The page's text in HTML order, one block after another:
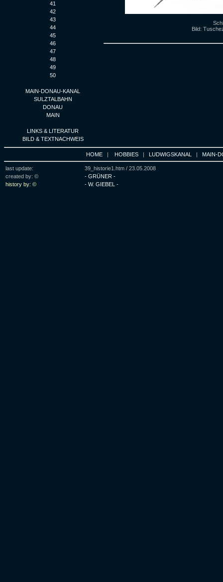
41
42
43
44
45
46
47
48
49
50
MAIN-DONAU-KANAL
SULZTALBAHN
DONAU
MAIN
LINKS & LITERATUR
BILD & TEXTNACHWEIS
Bild:
HOME | HOBBIES | LUDWIGSKANAL | MAIN-
last update: 39_historie1.htm / 23.05.2008
created by: ©
- GRÜNER -
history by: ©
- W. GIEBEL -